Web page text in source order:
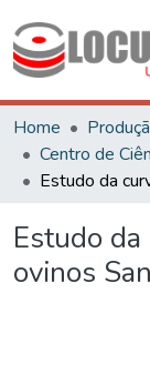
Home
Estudo
ovinos